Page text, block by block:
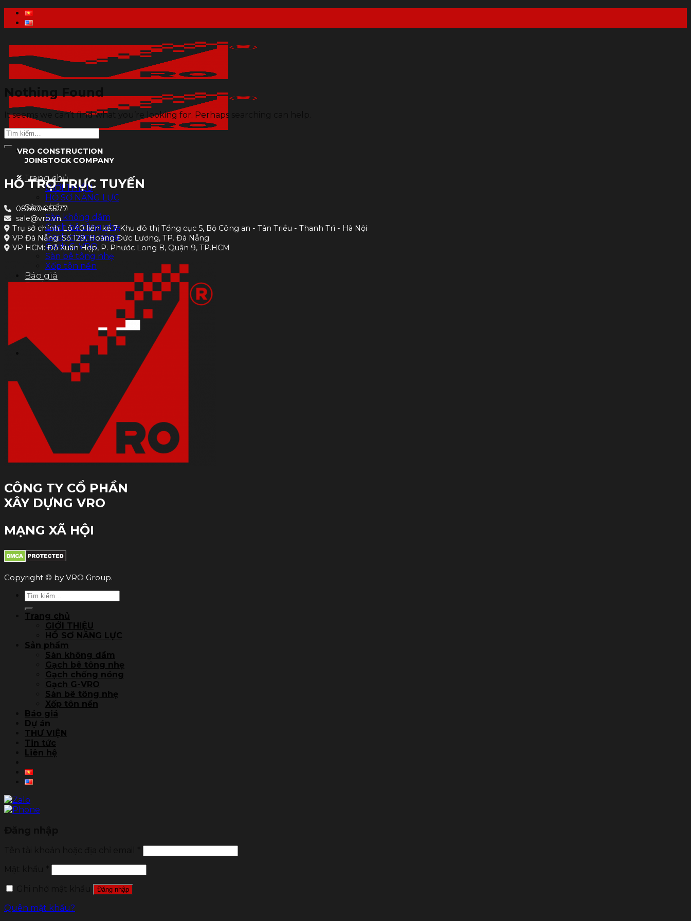
Skip
VRO CONSTRUCTION
JOINSTOCK COMPANY
Trang chủ
GIỚI THIỆU
HỒ SƠ NĂNG LỰC
Sản phẩm
Sàn không dầm
Gạch bê tông nhẹ
Gạch chống nóng
Gạch G-VRO
Sàn bê tông nhẹ
Xốp tôn nền
Báo giá
Dự án
Nothing Found
It seems we can’t find what you’re looking for. Perhaps searching can help.
HỖ TRỢ TRỰC TUYẾN
0866.04.55.77
sale@vro.vn
Trụ sở chính: Lô 40 liền kề 7 Khu đô thị Tổng cục 5, Bộ Công an - Tân Triều - Thanh Trì - Hà Nội
VP Đà Nẵng: Số 129, Hoàng Đức Lương, TP. Đà Nẵng
VP HCM: Đỗ Xuân Hợp, P. Phước Long B, Quận 9, TP.HCM
CÔNG TY CỔ PHẦN
XÂY DỰNG VRO
MẠNG XÃ HỘI
Copyright © by VRO Group.
Tìm
kiếm:
Trang chủ
GIỚI THIỆU
HỒ SƠ NĂNG LỰC
Sản phẩm
Sàn không dầm
Gạch bê tông nhẹ
Gạch chống nóng
Gạch G-VRO
Sàn bê tông nhẹ
Xốp tôn nền
Báo giá
Dự án
THƯ VIỆN
Tin tức
Liên hệ
Đăng nhập
Quên mật khẩu?